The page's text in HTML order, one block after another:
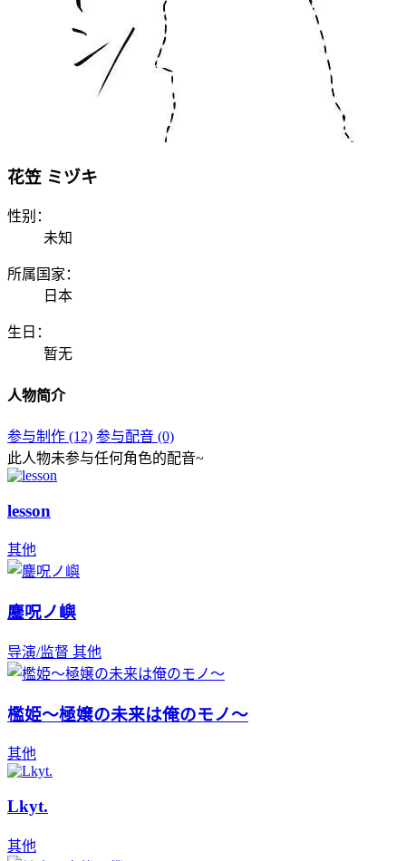
花笠 ミヅキ
性别：
未知
所属国家：
日本
生日：
暂无
人物简介
参与制作 (12) 参与配音 (0)
此人物未参与任何角色的配音~
lesson
其他
鏖呪ノ嶼
导演/监督 其他
檻姫～極嬢の未来は俺のモノ～
其他
Lkyt.
其他